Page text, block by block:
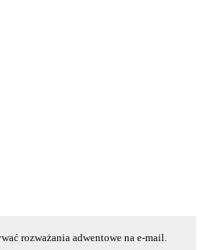
rozważania adwentowe na e-mail.